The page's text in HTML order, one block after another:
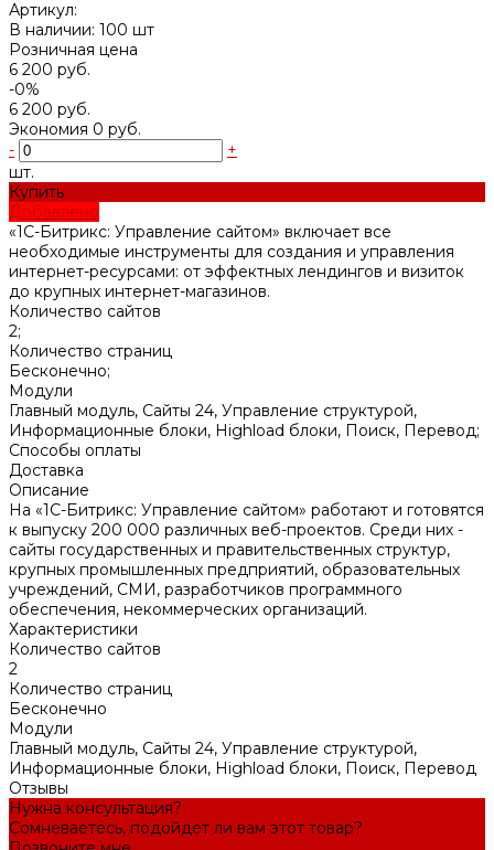
Артикул:
В наличии: 100 шт
Розничная цена
6 200 руб.
-0%
6 200 руб.
Экономия 0 руб.
-
+
шт.
Купить
Добавлено
«1С-Битрикс: Управление сайтом» включает все
необходимые инструменты для создания и управления
интернет-ресурсами: от эффектных лендингов и визиток
до крупных интернет-магазинов.
Количество сайтов
2;
Количество страниц
Бесконечно;
Модули
Главный модуль, Сайты 24, Управление структурой,
Информационные блоки, Highload блоки, Поиск, Перевод;
Способы оплаты
Доставка
Описание
На «1С-Битрикс: Управление сайтом» работают и готовятся
к выпуску 200 000 различных веб-проектов. Среди них -
сайты государственных и правительственных структур,
крупных промышленных предприятий, образовательных
учреждений, СМИ, разработчиков программного
обеспечения, некоммерческих организаций.
Характеристики
Количество сайтов
2
Количество страниц
Бесконечно
Модули
Главный модуль, Сайты 24, Управление структурой,
Информационные блоки, Highload блоки, Поиск, Перевод
Отзывы
Нужна консультация?
Сомневаетесь, подойдет ли вам этот товар?